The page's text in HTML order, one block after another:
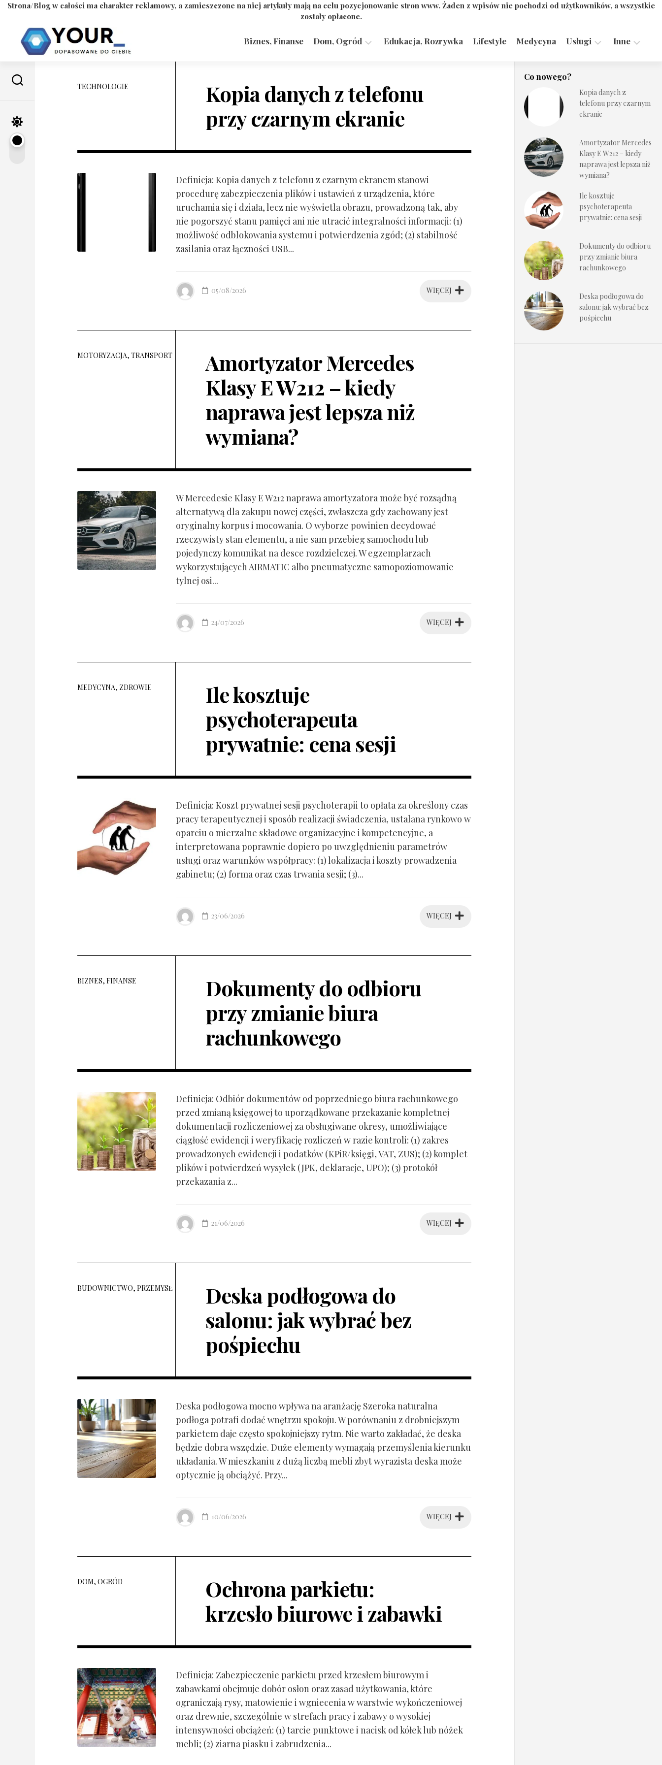
Strona/Blog w całości ma charakter reklamowy, a zamieszczone na niej artykuły mają na celu pozycjonowanie stron www. Żaden z wpisów nie pochodzi od użytkowników, a wszystkie
zostały opłacone.
content
Biznes, Finanse Dom, Ogród Edukacja, Rozrywka Lifestyle Medycyna Usługi
Technologie
Inne
TECHNOLOGIE
Kopia danych z telefonu
przy czarnym ekranie
Definicja: Kopia danych z telefonu z czarnym ekranem stanowi
procedurę zabezpieczenia plików i ustawień z urządzenia, które
uruchamia się i działa, lecz nie wyświetla obrazu, prowadzoną tak, aby
nie pogorszyć stanu pamięci ani nie utracić integralności informacji: (1)
możliwość odblokowania systemu i potwierdzenia zgód; (2) stabilność
zasilania oraz łączności USB...
WIĘCEJ
05/08/2026
MOTORYZACJA, TRANSPORT
Amortyzator Mercedes
Klasy E W212 – kiedy
naprawa jest lepsza niż
wymiana?
W Mercedesie Klasy E W212 naprawa amortyzatora może być rozsądną
alternatywą dla zakupu nowej części, zwłaszcza gdy zachowany jest
oryginalny korpus i mocowania. O wyborze powinien decydować
rzeczywisty stan elementu, a nie sam przebieg samochodu lub
pojedynczy komunikat na desce rozdzielczej. W egzemplarzach
wykorzystujących AIRMATIC albo pneumatyczne samopoziomowanie
tylnej osi...
WIĘCEJ
24/07/2026
MEDYCYNA, ZDROWIE
Ile kosztuje
psychoterapeuta
prywatnie: cena sesji
Definicja: Koszt prywatnej sesji psychoterapii to opłata za określony czas
pracy terapeutycznej i sposób realizacji świadczenia, ustalana rynkowo w
oparciu o mierzalne składowe organizacyjne i kompetencyjne, a
interpretowana poprawnie dopiero po uwzględnieniu parametrów
usługi oraz warunków współpracy: (1) lokalizacja i koszty prowadzenia
gabinetu; (2) forma oraz czas trwania sesji; (3)...
WIĘCEJ
23/06/2026
BIZNES, FINANSE
Dokumenty do odbioru
przy zmianie biura
rachunkowego
Definicja: Odbiór dokumentów od poprzedniego biura rachunkowego
przed zmianą księgowej to uporządkowane przekazanie kompletnej
dokumentacji rozliczeniowej za obsługiwane okresy, umożliwiające
ciągłość ewidencji i weryfikację rozliczeń w razie kontroli: (1) zakres
prowadzonych ewidencji i podatków (KPiR/księgi, VAT, ZUS); (2) komplet
plików i potwierdzeń wysyłek (JPK, deklaracje, UPO); (3) protokół
przekazania z...
WIĘCEJ
21/06/2026
BUDOWNICTWO, PRZEMYSŁ
Deska podłogowa do
salonu: jak wybrać bez
pośpiechu
Deska podłogowa mocno wpływa na aranżację Szeroka naturalna
podłoga potrafi dodać wnętrzu spokoju. W porównaniu z drobniejszym
parkietem daje często spokojniejszy rytm. Nie warto zakładać, że deska
będzie dobra wszędzie. Duże elementy wymagają przemyślenia kierunku
układania. W mieszkaniu z dużą liczbą mebli zbyt wyrazista deska może
optycznie ją obciążyć. Przy...
WIĘCEJ
10/06/2026
DOM, OGRÓD
Ochrona parkietu:
krzesło biurowe i zabawki
Definicja: Zabezpieczenie parkietu przed krzesłem biurowym i
zabawkami obejmuje dobór osłon oraz zasad użytkowania, które
ograniczają rysy, matowienie i wgniecenia w warstwie wykończeniowej
oraz drewnie, szczególnie w strefach pracy i zabawy o wysokiej
intensywności obciążeń: (1) tarcie punktowe i nacisk od kółek lub nóżek
mebli; (2) ziarna piasku i zabrudzenia...
Co nowego?
Kopia danych z
telefonu przy czarnym
ekranie
Amortyzator Mercedes
Klasy E W212 – kiedy
naprawa jest lepsza niż
wymiana?
Ile kosztuje
psychoterapeuta
prywatnie: cena sesji
Dokumenty do odbioru
przy zmianie biura
rachunkowego
Deska podłogowa do
salonu: jak wybrać bez
pośpiechu